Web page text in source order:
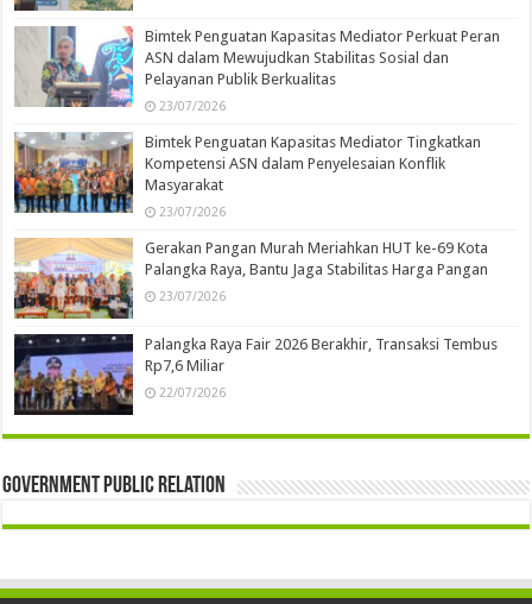
Bimtek Penguatan Kapasitas Mediator Perkuat Peran
ASN dalam Mewujudkan Stabilitas Sosial dan
Pelayanan Publik Berkualitas
23/07/2026
Bimtek Penguatan Kapasitas Mediator Tingkatkan
Kompetensi ASN dalam Penyelesaian Konflik
Masyarakat
23/07/2026
Gerakan Pangan Murah Meriahkan HUT ke-69 Kota
Palangka Raya, Bantu Jaga Stabilitas Harga Pangan
23/07/2026
Palangka Raya Fair 2026 Berakhir, Transaksi Tembus
Rp7,6 Miliar
22/07/2026
Government Public Relation